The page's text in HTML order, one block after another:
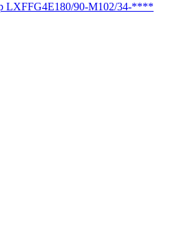
LXFFG4E180/90-M102/34-****